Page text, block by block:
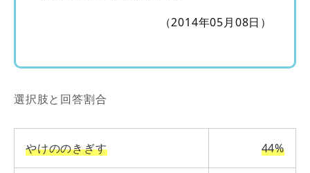
（2014年05月08日）
選択肢と回答割合
やけののきぎす 44%